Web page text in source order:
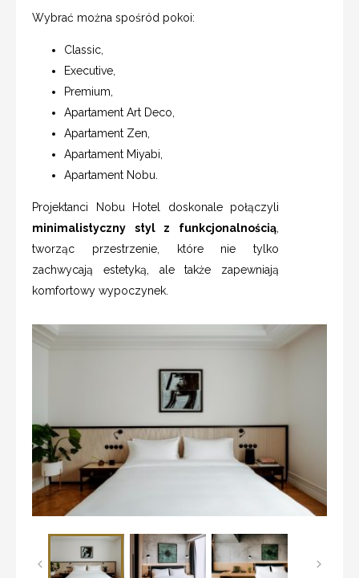
Wybrać można spośród pokoi:
Classic,
Executive,
Premium,
Apartament Art Deco,
Apartament Zen,
Apartament Miyabi,
Apartament Nobu.
Projektanci Nobu Hotel doskonale połączyli
minimalistyczny styl z funkcjonalnością
tworząc przestrzenie, które nie tylko
zachwycają estetyką, ale także zapewniają
komfortowy wypoczynek.